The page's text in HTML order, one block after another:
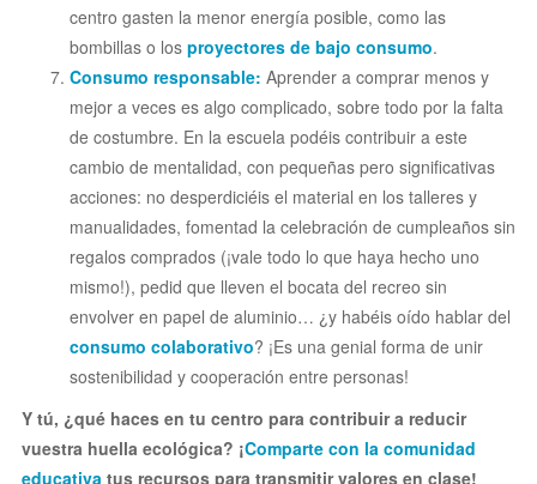
centro gasten la menor energía posible, como las
bombillas o los proyectores de bajo consumo.
Consumo responsable: Aprender a comprar menos y
mejor a veces es algo complicado, sobre todo por la falta
de costumbre. En la escuela podéis contribuir a este
cambio de mentalidad, con pequeñas pero significativas
acciones: no desperdiciéis el material en los talleres y
manualidades, fomentad la celebración de cumpleaños sin
regalos comprados (¡vale todo lo que haya hecho uno
mismo!), pedid que lleven el bocata del recreo sin
envolver en papel de aluminio… ¿y habéis oído hablar del
consumo colaborativo? ¡Es una genial forma de unir
sostenibilidad y cooperación entre personas!
Y tú, ¿qué haces en tu centro para contribuir a reducir
vuestra huella ecológica? ¡Comparte con la comunidad
educativa tus recursos para transmitir valores en clase!